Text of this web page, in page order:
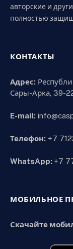
авторские и
полностью
КОНТАКТЫ
Адрес:
Сары-Арка, 39-
E-mail:
Телефон: +7
WhatsApp: +7
МОБИЛЬНОЕ
Скачайте